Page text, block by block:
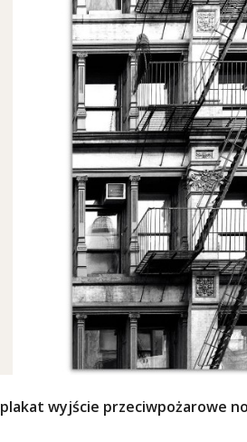
plakat wyjście przeciwpożarowe